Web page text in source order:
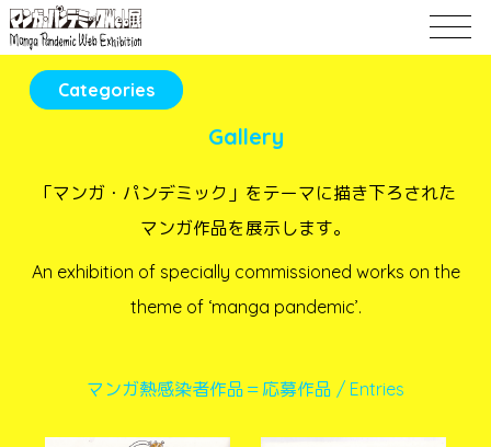
Categories
Gallery
「マンガ・パンデミック」をテーマに描き下ろされた
マンガ作品を展示します。
An exhibition of specially commissioned works on the
theme of ‘manga pandemic’.
マンガ熱感染者作品＝応募作品 / Entries